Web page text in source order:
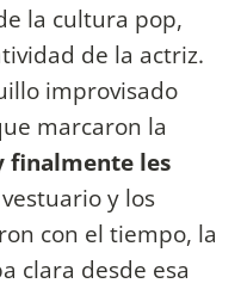
la cultura pop,
de la actriz.
improvisado
marcaron la
finalmente les
y los
con el tiempo, la
clara desde esa